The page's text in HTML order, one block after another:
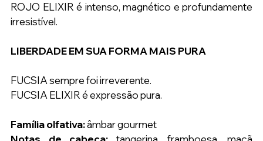
ROJO ELIXIR é intenso, magnético e profundamente
irresistível.
LIBERDADE EM SUA FORMA MAIS PURA
FUCSIA sempre foi irreverente.
FUCSIA ELIXIR é expressão pura.
Família olfativa: âmbar gourmet